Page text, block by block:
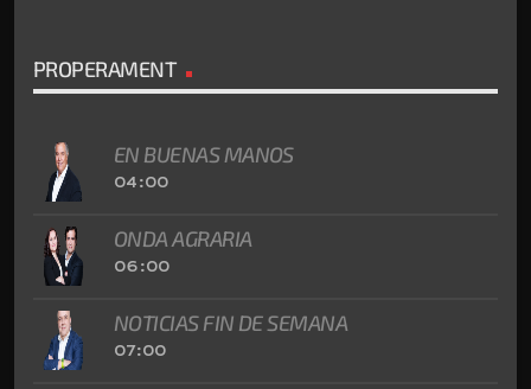
PROPERAMENT
EN BUENAS MANOS
04:00
ONDA AGRARIA
06:00
NOTICIAS FIN DE SEMANA
07:00